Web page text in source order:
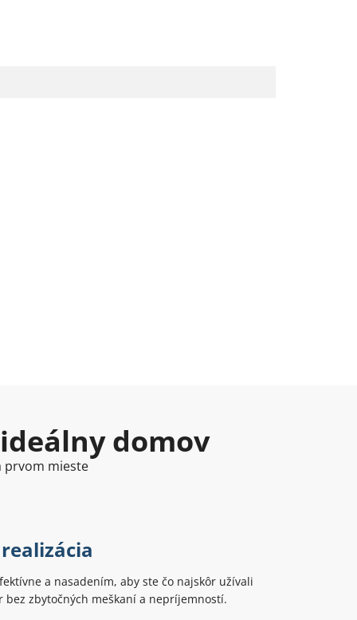
domov
prvom mieste
a nasadením, aby ste čo najskôr užívali
bez zbytočných meškaní a nepríjemností.